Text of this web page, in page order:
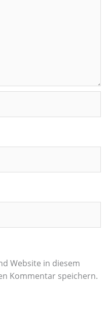
Website in diesem
Kommentar speichern.